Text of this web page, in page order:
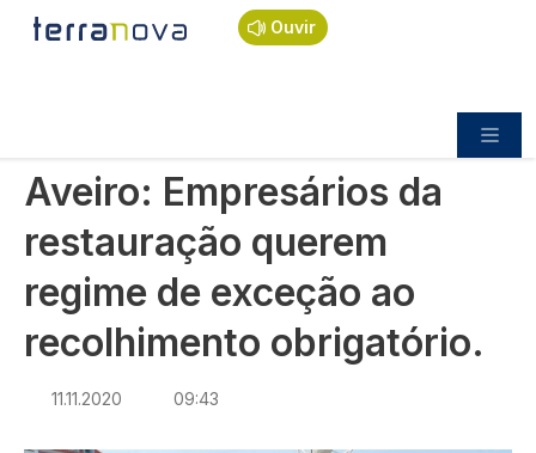
Passar para o conteúdo principal
Ouvir
Navegação estrutural
Início
Economia
Aveiro: Empresários da restauração querem
Aveiro: Empresários da
restauração querem
regime de exceção ao
recolhimento obrigatório.
11.11.2020 09:43